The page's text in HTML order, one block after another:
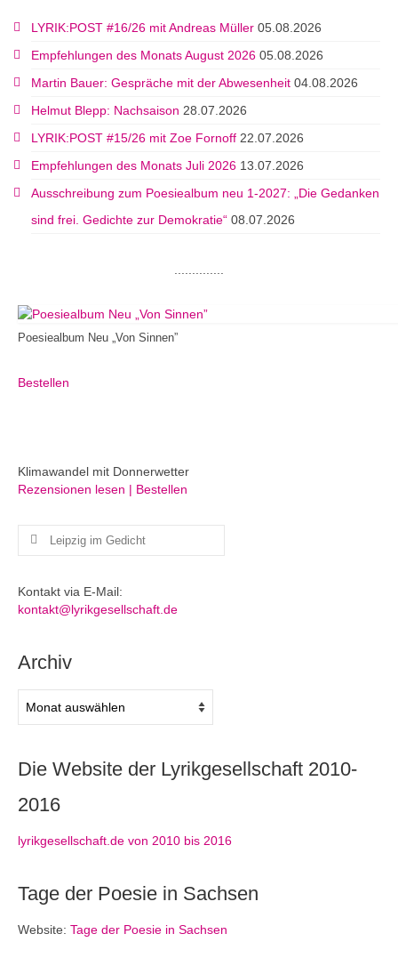
LYRIK:POST #16/26 mit Andreas Müller 05.08.2026
Empfehlungen des Monats August 2026 05.08.2026
Martin Bauer: Gespräche mit der Abwesenheit 04.08.2026
Helmut Blepp: Nachsaison 28.07.2026
LYRIK:POST #15/26 mit Zoe Fornoff 22.07.2026
Empfehlungen des Monats Juli 2026 13.07.2026
Ausschreibung zum Poesiealbum neu 1-2027: „Die Gedanken
sind frei. Gedichte zur Demokratie“ 08.07.2026
..............
Poesiealbum Neu „Von Sinnen”
Bestellen
Klimawandel mit Donnerwetter
Rezensionen lesen | Bestellen
Suchen
Kontakt via E-Mail:
kontakt@lyrikgesellschaft.de
Archiv
Die Website der Lyrikgesellschaft 2010-
2016
lyrikgesellschaft.de von 2010 bis 2016
Tage der Poesie in Sachsen
Website: Tage der Poesie in Sachsen